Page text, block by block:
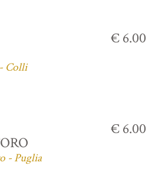
Colli
€ 6.00
- Puglia
€ 6.00